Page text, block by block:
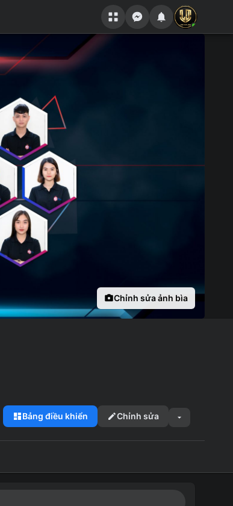
Chỉnh sửa ảnh bìa
Bảng điều khiển Chỉnh sửa